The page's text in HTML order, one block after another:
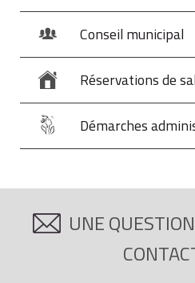
Conseil municipal
Réservations de
Démarches
UNE